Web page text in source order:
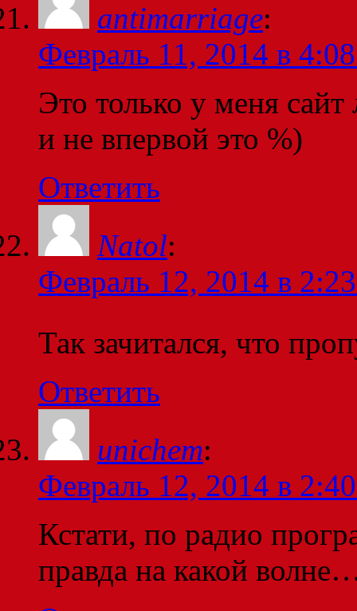
antimarriage:
Февраль 11, 2014 в
Это только у меня
и не впервой это %)
Ответить
Natol:
Февраль 12, 2014 в
Так зачитался, что
Ответить
unichem:
Февраль 12, 2014 в
Кстати, по радио
правда на какой